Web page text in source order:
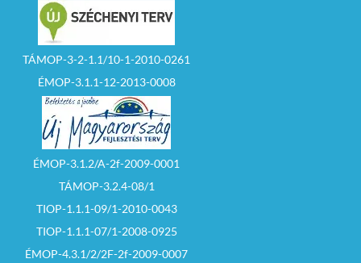
nemzetiségi
önkormányzati
képviselő jelöltet
legkésőbb 2019.
szeptember 09-én
16.00 óráig kell
bejelenteni a helyi
választási irodában.
A bejelentés, az E2
nyomtatványon,
nemzetiségi jelöltnél
az E3
nyomtatványon
Amennyiben a
bejelentés a
jogszabályi
feltételeknek
választási bizottság –
TÁMOP-3-2-1.1/10-1-2010-0261
ÉMOP-3.1.1-12-2013-0008
ÉMOP-3.1.2/A-2f-2009-0001
TÁMOP-3.2.4-08/1
TIOP-1.1.1-09/1-2010-0043
TIOP-1.1.1-07/1-2008-0925
ÉMOP-4.3.1/2/2F-2f-2009-0007